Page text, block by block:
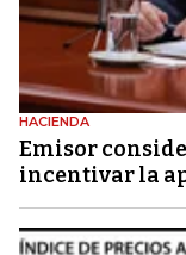
HACIENDA
Emisor
incentivar la